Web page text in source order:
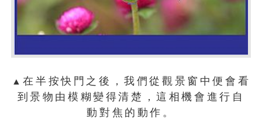
▲在半按快門之後，我們從觀景窗中便會看
到景物由模糊變得清楚，這相機會進行自
動對焦的動作。